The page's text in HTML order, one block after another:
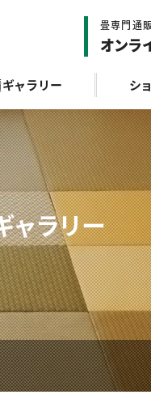
畳専門通
オンラ
ャラリー シ
ャラリー